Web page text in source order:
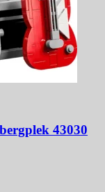
43030